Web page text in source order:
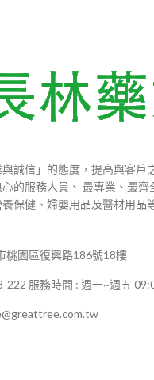
誠信」的態度，提高與客戶
的服務人員、 最專業、最齊
保健、婦嬰用品及醫材用品
桃園區復興路186號18樓
222 服務時間 : 週一~週五